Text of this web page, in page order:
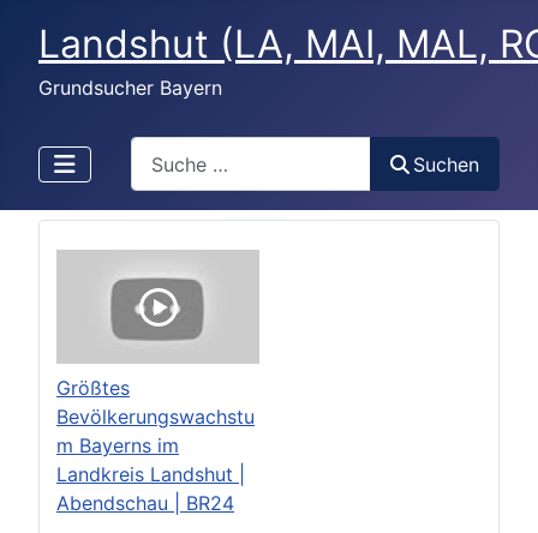
Landshut (LA, MAI, MAL,
Grundsucher Bayern
Suchen
Größtes
Bevölkerungswachstu
m Bayerns im
Landkreis Landshut |
Abendschau | BR24